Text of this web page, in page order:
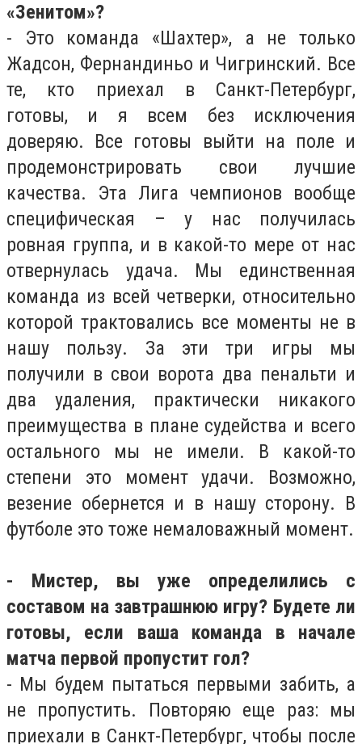
«Зенитом»?
- Это команда «Шахтер», а не только
Жадсон, Фернандиньо и Чигринский. Все
те, кто приехал в Санкт-Петербург,
готовы, и я всем без исключения
доверяю. Все готовы выйти на поле и
продемонстрировать свои лучшие
качества. Эта Лига чемпионов вообще
специфическая – у нас получилась
ровная группа, и в какой-то мере от нас
отвернулась удача. Мы единственная
команда из всей четверки, относительно
которой трактовались все моменты не в
нашу пользу. За эти три игры мы
получили в свои ворота два пенальти и
два удаления, практически никакого
преимущества в плане судейства и всего
остального мы не имели. В какой-то
степени это момент удачи. Возможно,
везение обернется и в нашу сторону. В
футболе это тоже немаловажный момент.
- Мистер, вы уже определились с
составом на завтрашнюю игру? Будете ли
готовы, если ваша команда в начале
матча первой пропустит гол?
- Мы будем пытаться первыми забить, а
не пропустить. Повторяю еще раз: мы
приехали в Санкт-Петербург, чтобы после